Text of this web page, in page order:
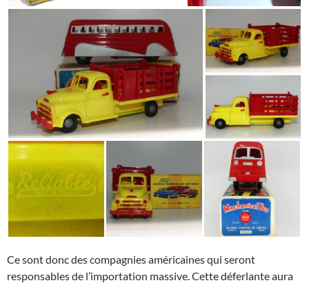
Ce sont donc des compagnies américaines qui seront
responsables de l’importation massive. Cette déferlante aura